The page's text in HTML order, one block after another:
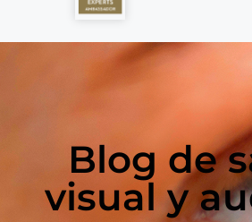
Blog de
visual y